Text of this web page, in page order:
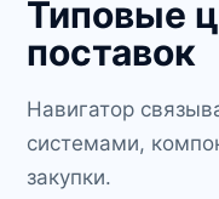
Типовые
поставок
Навигатор
системами,
закупки.